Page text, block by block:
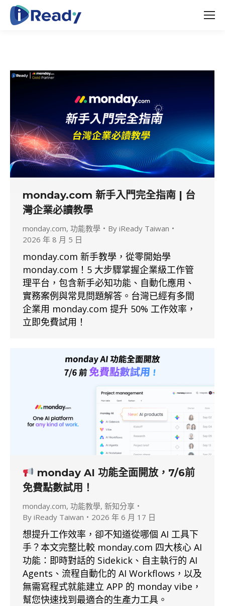
monday.com 新手入門完全指南 | 台
灣企業必讀教學
monday.com, 功能教學 By iReady Taiwan
2026 年 8 月 5 日
monday.com 新手教學，從零開始學
monday.com！5 大步驟掌握企業級工作管
理平台，包含新手必知功能、自動化應用、
實務案例與常見問題解答。台灣已經有多間
企業用 monday.com 提升 50% 工作效率，
立即免費試用！
monday AI 功能全面開放，7/6前
免費點數試用！
monday.com, 功能教學, 新知分享
By iReady Taiwan 2026 年 6 月 17 日
想提升工作效率，卻不知道從哪個 AI 工具下
手？本文完整比較 monday.com 四大核心 AI
功能：即時對話的 Sidekick、自主執行的 AI
Agents、流程自動化的 AI Workflows，以及
無需寫程式就能建立 APP 的 monday vibe，
幫您快速找到最適合的生產力工具。